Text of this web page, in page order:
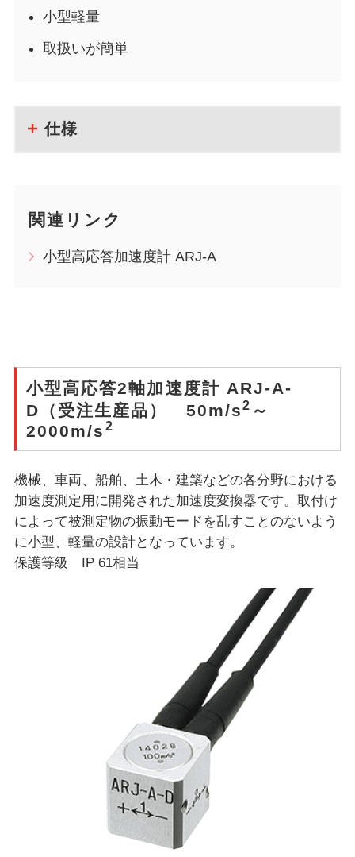
小型軽量
取扱いが簡単
仕様
関連リンク
小型高応答加速度計 ARJ-A
小型高応答2軸加速度計 ARJ-A-
D（受注生産品） 50m/s2 ～
2000m/s 2
機械、車両、船舶、土木・建築などの各分野における
加速度測定用に開発された加速度変換器です。取付け
によって被測定物の振動モードを乱すことのないよう
に小型、軽量の設計となっています。
保護等級 IP 61相当